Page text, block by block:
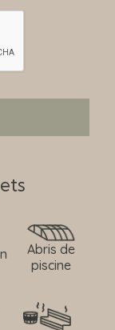
Abris de
piscine